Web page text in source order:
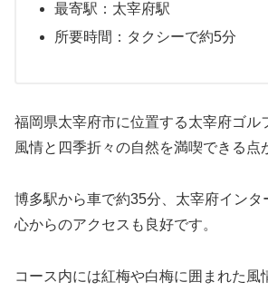
最寄駅：太宰府駅
所要時間：タクシーで約5分
福岡県太宰府市に位置する太宰府ゴル
風情と四季折々の自然を満喫できる点
博多駅から車で約35分、太宰府インタ
心からのアクセスも良好です。
コース内には紅梅や白梅に囲まれた風